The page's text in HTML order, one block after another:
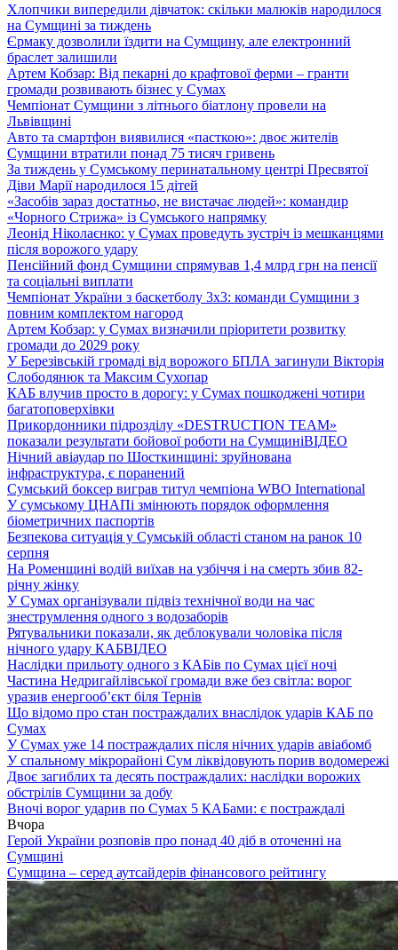
Хлопчики випередили дівчаток: скільки малюків народилося
на Сумщині за тиждень
Єрмаку дозволили їздити на Сумщину, але електронний
браслет залишили
Артем Кобзар: Від пекарні до крафтової ферми – гранти
громади розвивають бізнес у Сумах
Чемпіонат Сумщини з літнього біатлону провели на
Львівщині
Авто та смартфон виявилися «пасткою»: двоє жителів
Сумщини втратили понад 75 тисяч гривень
За тиждень у Сумському перинатальному центрі Пресвятої
Діви Марії народилося 15 дітей
«Засобів зараз достатньо, не вистачає людей»: командир
«Чорного Стрижа» із Сумського напрямку
Леонід Ніколаєнко: у Сумах проведуть зустріч із мешканцями
після ворожого удару
Пенсійний фонд Сумщини спрямував 1,4 млрд грн на пенсії
та соціальні виплати
Чемпіонат України з баскетболу 3х3: команди Сумщини з
повним комплектом нагород
Артем Кобзар: у Сумах визначили пріоритети розвитку
громади до 2029 року
У Березівській громаді від ворожого БПЛА загинули Вікторія
Слободянюк та Максим Сухопар
КАБ влучив просто в дорогу: у Сумах пошкоджені чотири
багатоповерхівки
Прикордонники підрозділу «DESTRUCTION TEAM»
показали результати бойової роботи на СумщиніВІДЕО
Нічний авіаудар по Шосткинщині: зруйнована
інфраструктура, є поранений
Сумський боксер виграв титул чемпіона WBO International
У сумському ЦНАПі змінюють порядок оформлення
біометричних паспортів
Безпекова ситуація у Сумській області станом на ранок 10
серпня
На Роменщині водій виїхав на узбіччя і на смерть збив 82-
річну жінку
У Сумах організували підвіз технічної води на час
знеструмлення одного з водозаборів
Рятувальники показали, як деблокували чоловіка після
нічного удару КАБВІДЕО
Наслідки прильоту одного з КАБів по Сумах цієї ночі
Частина Недригайлівської громади вже без світла: ворог
уразив енергооб’єкт біля Тернів
Що відомо про стан постраждалих внаслідок ударів КАБ по
Сумах
У Сумах уже 14 постраждалих після нічних ударів авіабомб
У спальному мікрорайоні Сум ліквідовують порив водомережі
Двоє загиблих та десять постраждалих: наслідки ворожих
обстрілів Сумщини за добу
Вночі ворог ударив по Сумах 5 КАБами: є постраждалі
Вчора
Герой України розповів про понад 40 діб в оточенні на
Сумщині
Сумщина – серед аутсайдерів фінансового рейтингу